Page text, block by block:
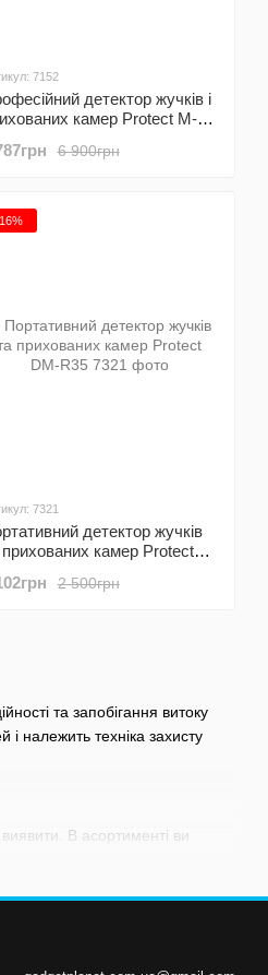
та запобігання витоку
і належить техніка захисту
В асортименті ви
який відблискує при
7152
детектор жучків і
камер Protect M-
6 900грн
7321
детектор жучків
прихованих камер Protect
2 500грн